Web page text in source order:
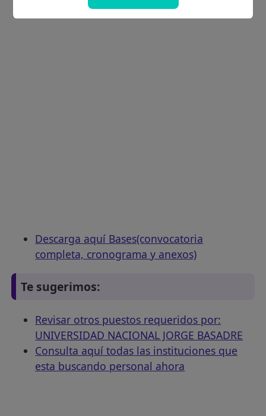
Descarga aquí Bases(convocatoria
completa, cronograma y anexos)
Te sugerimos:
Revisar otros puestos requeridos por:
UNIVERSIDAD NACIONAL JORGE BASADRE
Consulta aquí todas las instituciones que
esta buscando personal ahora